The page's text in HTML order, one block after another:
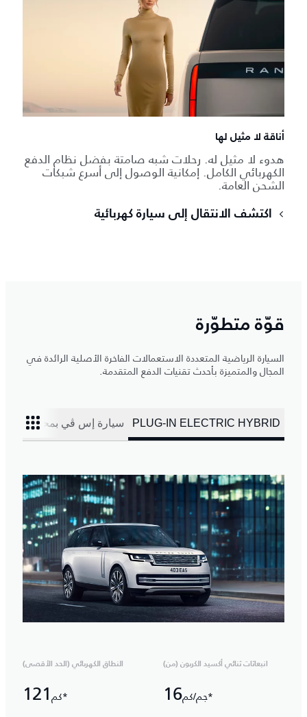
أناقة لا مثيل لها
هدوء لا مثيل له. رحلات شبه صامتة بفضل نظام الدفع
الكهربائي الكامل. إمكانية الوصول إلى أسرع شبكات
الشحن العامة.
اكتشف الانتقال إلى سيارة كهربائية
قوّة متطوّرة
السيارة الرياضية المتعددة الاستعمالات الفاخرة الأصلية الرائدة في
المجال والمتميزة بأحدث تقنيات الدفع المتقدمة.
PLUG-IN ELECTRIC HYBRID سيارة إس ڤي بمحرك بنزين
النطاق الكهربائي (الحد الأقصى)
121 كم*
انبعاثات ثنائي أكسيد الكربون (من)
16 جم/كم*